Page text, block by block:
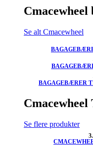
Se alt Cmacewheel
BAGAGEBÆRER
Se flere produkter